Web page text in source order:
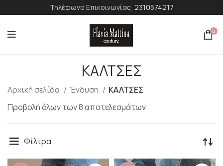
Τηλέφωνο Επικοινωνίας: 2310574217
0
ΚΑΛΤΣΕΣ
Αρχική σελίδα Ένδυση
ΚΑΛΤΣΕΣ
Προβολή όλων των 8 αποτελεσμάτων
Φίλτρα